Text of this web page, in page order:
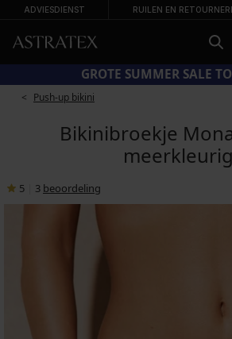
ADVIESDIENST RUILEN EN
SUN20 = EXTRA −20% OP
Push-up bikini
Bikinibroekje
meerkleurig
5 3 beoordeling